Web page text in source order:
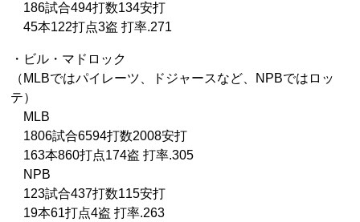
186試合494打数134安打
45本122打点3盗 打率.271
・ビル・マドロック
（MLBではパイレーツ、ドジャースなど、NPBではロッ
テ）
MLB
1806試合6594打数2008安打
163本860打点174盗 打率.305
NPB
123試合437打数115安打
19本61打点4盗 打率.263